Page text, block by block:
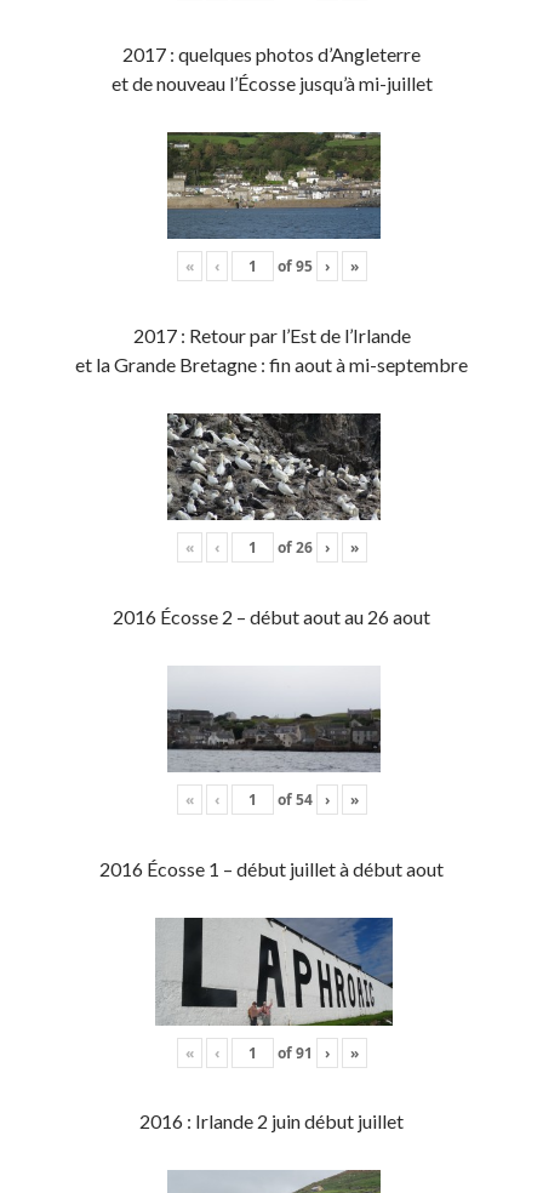
2017 : quelques photos d’Angleterre
et de nouveau l’Écosse jusqu’à mi-juillet
« ‹ of95 › »
2017 : Retour par l’Est de l’Irlande
et la Grande Bretagne : fin aout à mi-septembre
« ‹ of26 › »
2016 Écosse 2 – début aout au 26 aout
« ‹ of54 › »
2016 Écosse 1 – début juillet à début aout
« ‹ of91 › »
2016 : Irlande 2 juin début juillet